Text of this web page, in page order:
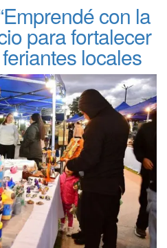
con la
para fortalecer
locales